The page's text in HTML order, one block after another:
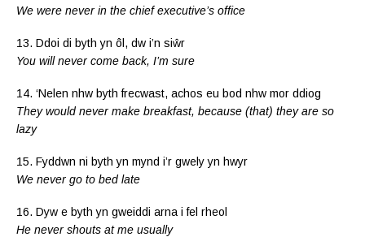
We were never in the chief executive’s office
13. Ddoi di byth yn ôl, dw i’n siŵr
You will never come back, I’m sure
14. ‘Nelen nhw byth frecwast, achos eu bod nhw mor ddiog
They would never make breakfast, because (that) they are so
lazy
15. Fyddwn ni byth yn mynd i’r gwely yn hwyr
We never go to bed late
16. Dyw e byth yn gweiddi arna i fel rheol
He never shouts at me usually